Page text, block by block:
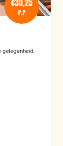
€30,25
P.P